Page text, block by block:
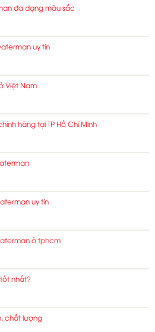
đa dạng màu sắc
uy tín
Việt Nam
hãng tại TP Hồ Chí Minh
uy tín
ở tphcm
nhất?
chất lượng